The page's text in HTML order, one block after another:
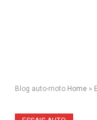
Blog auto-moto Home »